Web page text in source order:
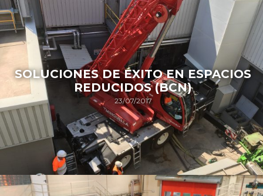
SOLUCIONES DE ÉXITO EN ESPACIOS
REDUCIDOS (BCN)
23/07/2017